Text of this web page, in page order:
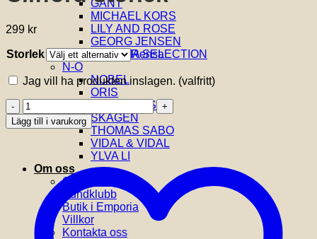
GANT
MICHAEL KORS
LILY AND ROSE
GEORG JENSEN
GLENSIA SELECTION
N-Ö
NOBEL
ORIS
SIF JAKOBS
SKAGEN
THOMAS SABO
VIDAL & VIDAL
YLVA LI
Om oss
Om Glensia
Kundklubb
Butik i Emporia
Villkor
Kontakta oss
299 kr
Storlek Rensa
Jag vill ha produkten inslagen. (valfritt)
BY
BILLGREN
-
storlek
mängd
Lägg till i varukorg